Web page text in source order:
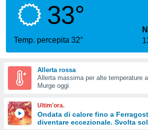
per
le
di
Web
le
33°
Temp. percepita 32°
Allerta rossa
Allerta massima per alte temperature
Murge oggi
Ultim'ora.
Ondata di calore fino a
diventare eccezionale. Svolta